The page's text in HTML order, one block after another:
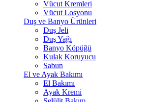
Vücut Kremleri
Vücut Losyonu
Duş ve Banyo Ürünleri
Duş Jeli
Duş Yağı
Banyo Köpüğü
Kulak Koruyucu
Sabun
El ve Ayak Bakımı
El Bakımı
Ayak Kremi